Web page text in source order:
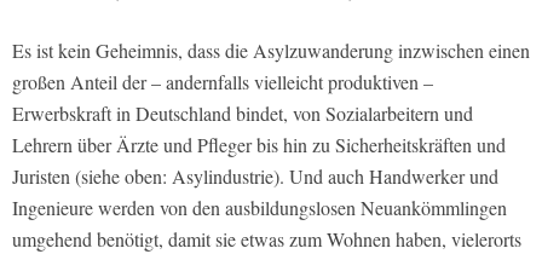
Es ist kein Geheimnis, dass die Asylzuwanderung inzwischen einen
großen Anteil der – andernfalls vielleicht produktiven –
Erwerbskraft in Deutschland bindet, von Sozialarbeitern und
Lehrern über Ärzte und Pfleger bis hin zu Sicherheitskräften und
Juristen (siehe oben: Asylindustrie). Und auch Handwerker und
Ingenieure werden von den ausbildungslosen Neuankömmlingen
umgehend benötigt, damit sie etwas zum Wohnen haben, vielerorts